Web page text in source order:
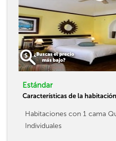
Estándar
Características de la habitación
Habitaciones con 1 cama
Individuales